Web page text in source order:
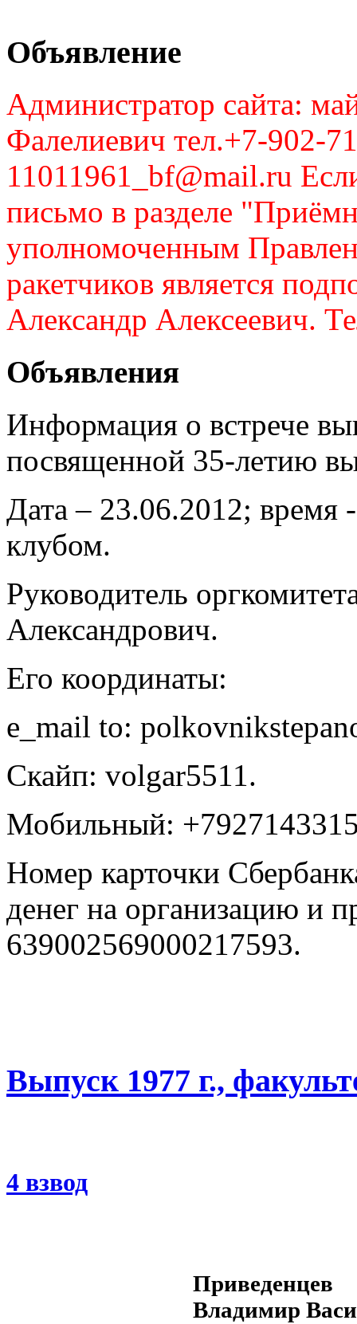
Объявление
Администратор сайта:
Фалелиевич тел.+7-902-
11011961_bf@mail.ru
письмо в разделе
уполномоченным
ракетчиков является
Александр Алексеевич.
Объявления
Информация о встрече
посвященной 35-летию
Дата – 23.06.2012; время
клубом.
Руководитель
Александрович.
Его координаты:
e_mail to:
Скайп: volgar5511.
Мобильный:
Номер карточки
денег на организацию и
639002569000217593.
Выпуск 1977 г.,
4 взвод
Приведенцев
Владимир